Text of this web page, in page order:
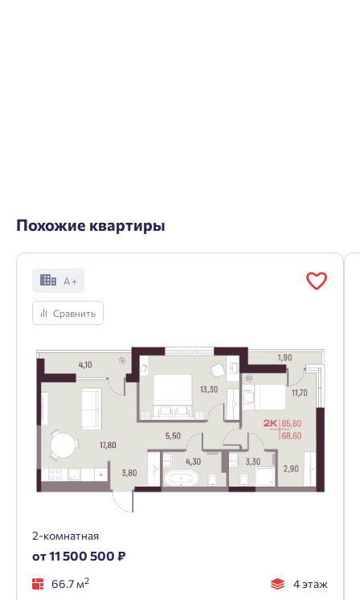
Похожие квартиры
А +
Сравнить
2-комнатная
от 11 500 500 ₽
66.7 м2 4 этаж